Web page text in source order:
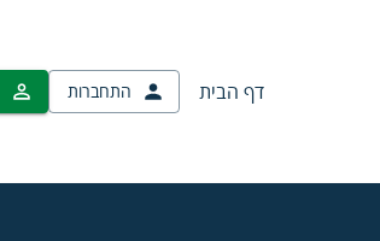
דף הבית התחברות